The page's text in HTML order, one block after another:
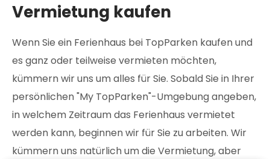
Vermietung kaufen
Wenn Sie ein Ferienhaus bei TopParken kaufen und
es ganz oder teilweise vermieten möchten,
kümmern wir uns um alles für Sie. Sobald Sie in Ihrer
persönlichen "My TopParken"-Umgebung angeben,
in welchem Zeitraum das Ferienhaus vermietet
werden kann, beginnen wir für Sie zu arbeiten. Wir
kümmern uns natürlich um die Vermietung, aber